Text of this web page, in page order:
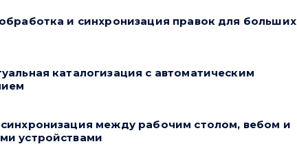
и синхронизация правок для больших
каталогизация с автоматическим
между рабочим столом, вебом и
устройствами